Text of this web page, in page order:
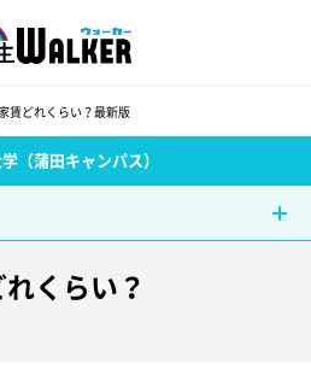
賃どれくらい？最新版
（蒲田キャンパス）
くらい？